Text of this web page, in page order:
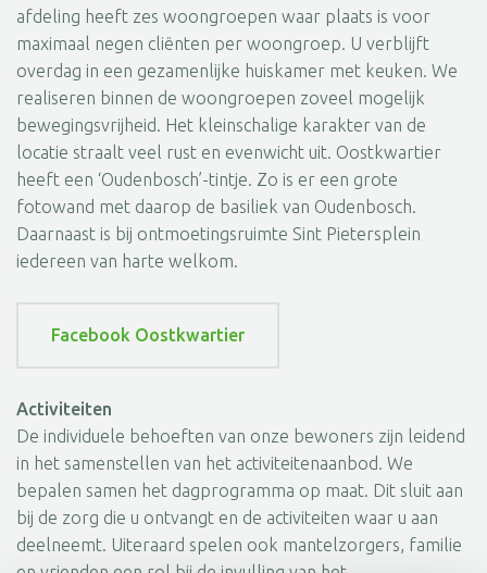
afdeling heeft zes woongroepen waar plaats is voor
maximaal negen cliënten per woongroep. U verblijft
overdag in een gezamenlijke huiskamer met keuken. We
realiseren binnen de woongroepen zoveel mogelijk
bewegingsvrijheid. Het kleinschalige karakter van de
locatie straalt veel rust en evenwicht uit. Oostkwartier
heeft een ‘Oudenbosch’-tintje. Zo is er een grote
fotowand met daarop de basiliek van Oudenbosch.
Daarnaast is bij ontmoetingsruimte Sint Pietersplein
iedereen van harte welkom.
Facebook Oostkwartier
Activiteiten
De individuele behoeften van onze bewoners zijn leidend
in het samenstellen van het activiteitenaanbod. We
bepalen samen het dagprogramma op maat. Dit sluit aan
bij de zorg die u ontvangt en de activiteiten waar u aan
deelneemt. Uiteraard spelen ook mantelzorgers, familie